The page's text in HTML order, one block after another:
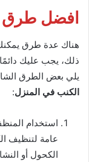
افضل طرق
هناك عدة طرق
ذلك، يجب عليك دائمًا
يلي بعض الطرق
الكنب في المنزل:
استخدام
عامة لتنظيف
الكحول أو